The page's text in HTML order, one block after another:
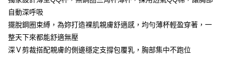
4.訂單成立30分鐘內，如未前往確認交易或遇審核未通過，訂單將自動取
消。如遇「轉專審核」未通過狀況，表示未達大哥付你分期系統評分，恕無
法說明評估內容。
【繳款方式說明】
1.分期款項不併入電信帳單，「大哥付你分期」於每月結算日後寄送繳費提
AFTEE先享後付是「在收到商品之後才付款」的支付方式。 讓您購物簡單
便利好安心！
１．簡單：不需註冊會員、不需綁卡、不需儲值。
２．便利：只要手機號碼，簡訊認證，即可結帳。
３．安心：先確認商品／服務後，再付款。
相關說明
「Hami Point」為中華電信所提供之點數服務，可於會員專區綁定中華電信
會員帳號後，即可在購物車使用 Hami Point 折抵消費金額 (1點等於1元)。
ATM付款
貨到付款
自動深呼吸
擺脫鋼圈束縛，為妳打造裸肌親膚舒適感，均勻薄杯輕盈穿著，一
整天下來都能舒適無壓
深Ｖ剪裁搭配親膚的側邊穩定支撐包覆乳，胸部集中不跑位